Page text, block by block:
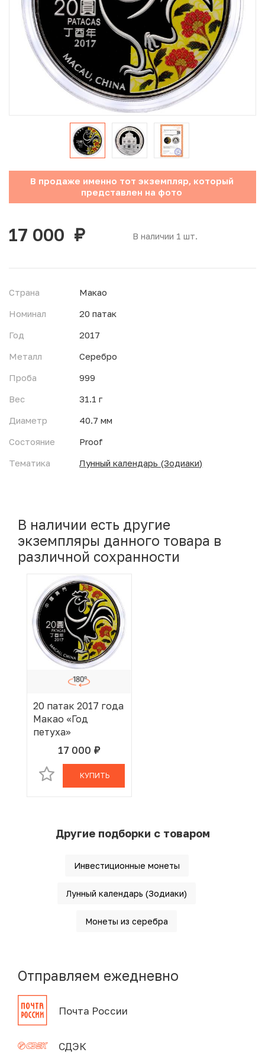
Юбилейные монеты Банка России (с 1999 года)
Памятные и инвестиционные монеты СССР и России
Иностранные монеты
Неофициальные выпуски монет (Unusual)
Античные и средневековые монеты
Инвестиционные монеты
В продаже именно тот экземпляр, который
представлен на фото
В наличии 1 шт.
17 000 руб.
Страна
Макао
Номинал
20 патак
Год
2017
Металл
Серебро
Проба
999
Вес
31.1 г
Диаметр
40.7 мм
Состояние
Proof
Тематика
Лунный календарь (Зодиаки)
В наличии есть другие
экземпляры данного товара в
различной сохранности
20 патак 2017 года
Макао «Год
петуха»
17 000 руб.
В КОРЗИНЕ
КУПИТЬ
Другие подборки с товаром
Инвестиционные монеты
Лунный календарь (Зодиаки)
Монеты из серебра
Отправляем ежедневно
Почта России
СДЭК